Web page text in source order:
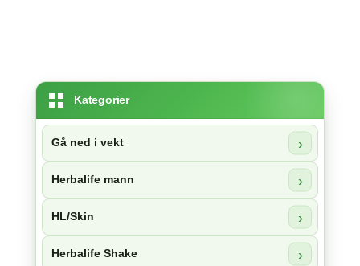
Kategorier
Gå ned i vekt
Herbalife mann
HL/Skin
Herbalife Shake